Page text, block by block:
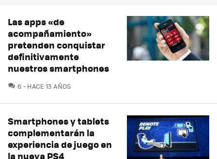
Las apps «de
acompañamiento»
pretenden conquistar
definitivamente
nuestros smartphones
6 COMENTARIOS
HACE 13 AÑOS
Smartphones y tablets
complementarán la
experiencia de juego en
la nueva PS4